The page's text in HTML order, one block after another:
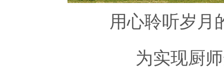
用心聆听岁月
为实现厨